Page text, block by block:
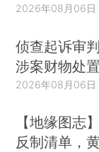
2026年08月06日
侦查起诉审
涉案财物处
2026年08月06日
【地缘图志
反制清单，